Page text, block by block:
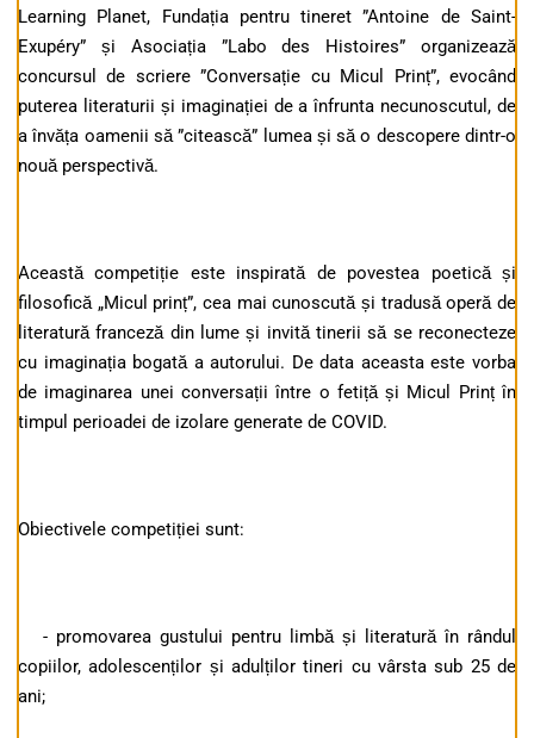
Learning Planet, Fundația pentru tineret ”Antoine de Saint-
Exupéry” și Asociația ”Labo des Histoires” organizează
concursul de scriere ”Conversație cu Micul Prinț”, evocând
puterea literaturii și imaginației de a înfrunta necunoscutul, de
a învăța oamenii să ”citească” lumea și să o descopere dintr-o
nouă perspectivă.
Această competiție este inspirată de povestea poetică și
filosofică „Micul prinț”, cea mai cunoscută și tradusă operă de
literatură franceză din lume și invită tinerii să se reconecteze
cu imaginația bogată a autorului. De data aceasta este vorba
de imaginarea unei conversații între o fetiță și Micul Prinț în
timpul perioadei de izolare generate de COVID.
Obiectivele competiției sunt:
- promovarea gustului pentru limbă și literatură în rândul
copiilor, adolescenților și adulților tineri cu vârsta sub 25 de
ani;